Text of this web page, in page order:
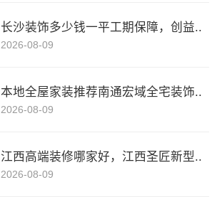
长沙装饰多少钱一平工期保障，创益..
2026-08-09
本地全屋家装推荐南通宏域全宅装饰..
2026-08-09
江西高端装修哪家好，江西圣匠新型..
2026-08-09